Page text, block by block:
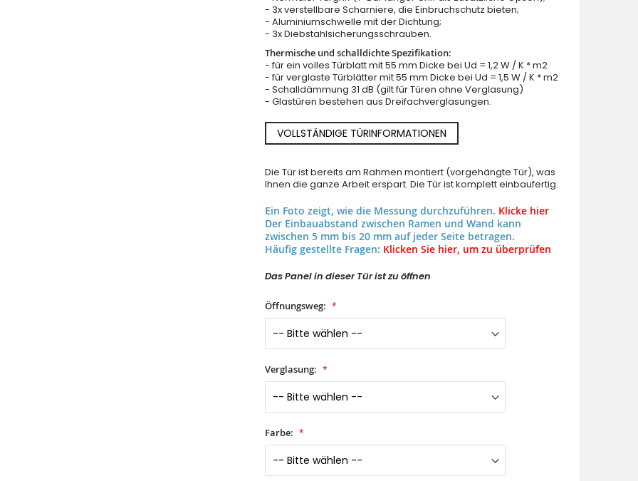
- 3x verstellbare Scharniere, die Einbruchschutz bieten;
- Aluminiumschwelle mit der Dichtung;
- 3x Diebstahlsicherungsschrauben.
Thermische und schalldichte Spezifikation:
- für ein volles Türblatt mit 55 mm Dicke bei Ud = 1,2 W / K * m2
- für verglaste Türblätter mit 55 mm Dicke bei Ud = 1,5 W / K * m2
- Schalldämmung 31 dB (gilt für Türen ohne Verglasung)
- Glastüren bestehen aus Dreifachverglasungen.
VOLLSTÄNDIGE TÜRINFORMATIONEN
Die Tür ist bereits am Rahmen montiert (vorgehängte Tür), was
Ihnen die ganze Arbeit erspart. Die Tür ist komplett einbaufertig.
Ein Foto zeigt, wie die Messung durchzuführen. Klicke hier
Der Einbauabstand zwischen Ramen und Wand kann
zwischen 5 mm bis 20 mm auf jeder Seite betragen.
Häufig gestellte Fragen: Klicken Sie hier, um zu überprüfen
Das Panel in dieser Tür ist zu öffnen
Öffnungsweg:
Verglasung:
Farbe: